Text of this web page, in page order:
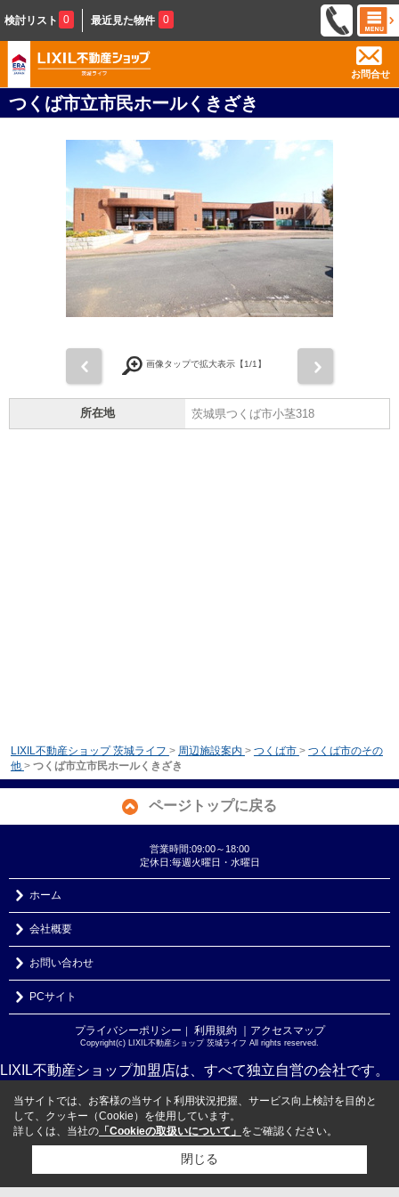
検討リスト 0 最近見た物件 0
お問合せ
つくば市立市民ホールくきざき
画像タップで拡大表示【1/1】
所在地 茨城県つくば市小茎318
LIXIL不動産ショップ 茨城ライフ > 周辺施設案内 > つくば市 > つくば市のその
他 > つくば市立市民ホールくきざき
ページトップに戻る
営業時間:09:00～18:00
定休日:毎週火曜日・水曜日
ホーム
会社概要
お問い合わせ
PCサイト
プライバシーポリシー ｜ 利用規約 ｜アクセスマップ
Copyright(c) LIXIL不動産ショップ 茨城ライフ All rights reserved.
LIXIL不動産ショップ加盟店は、すべて独立自営の会社です。
当サイトでは、お客様の当サイト利用状況把握、サービス向上検討を目的と
して、クッキー（Cookie）を使用しています。
詳しくは、当社の 「Cookieの取扱いについて」 をご確認ください。
閉じる